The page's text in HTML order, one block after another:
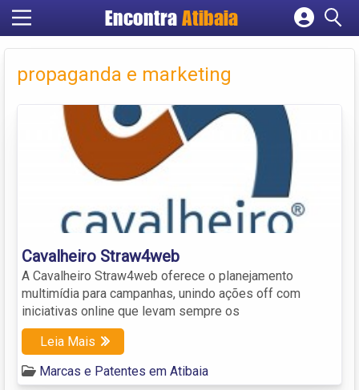
Encontra Atibaia
Cadastrar empresa
Criar conta
propaganda e marketing
Cavalheiro Straw4web
A Cavalheiro Straw4web oferece o planejamento
multimídia para campanhas, unindo ações off com
iniciativas online que levam sempre os
Leia Mais
Marcas e Patentes em Atibaia